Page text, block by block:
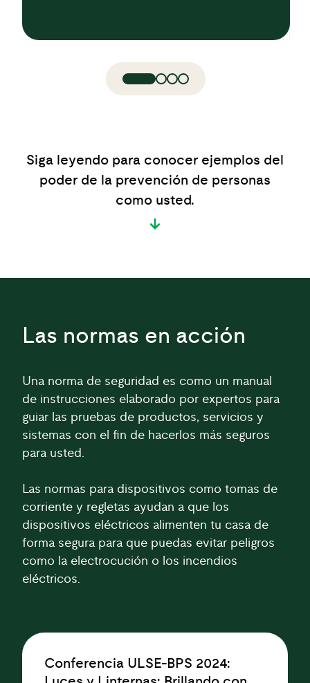
Siga leyendo para conocer ejemplos del
poder de la prevención de personas
como usted.
Las normas en acción
Una norma de seguridad es como un manual
de instrucciones elaborado por expertos para
guiar las pruebas de productos, servicios y
sistemas con el fin de hacerlos más seguros
para usted.
Las normas para dispositivos como tomas de
corriente y regletas ayudan a que los
dispositivos eléctricos alimenten tu casa de
forma segura para que puedas evitar peligros
como la electrocución o los incendios
eléctricos.
Conferencia ULSE-BPS 2024: